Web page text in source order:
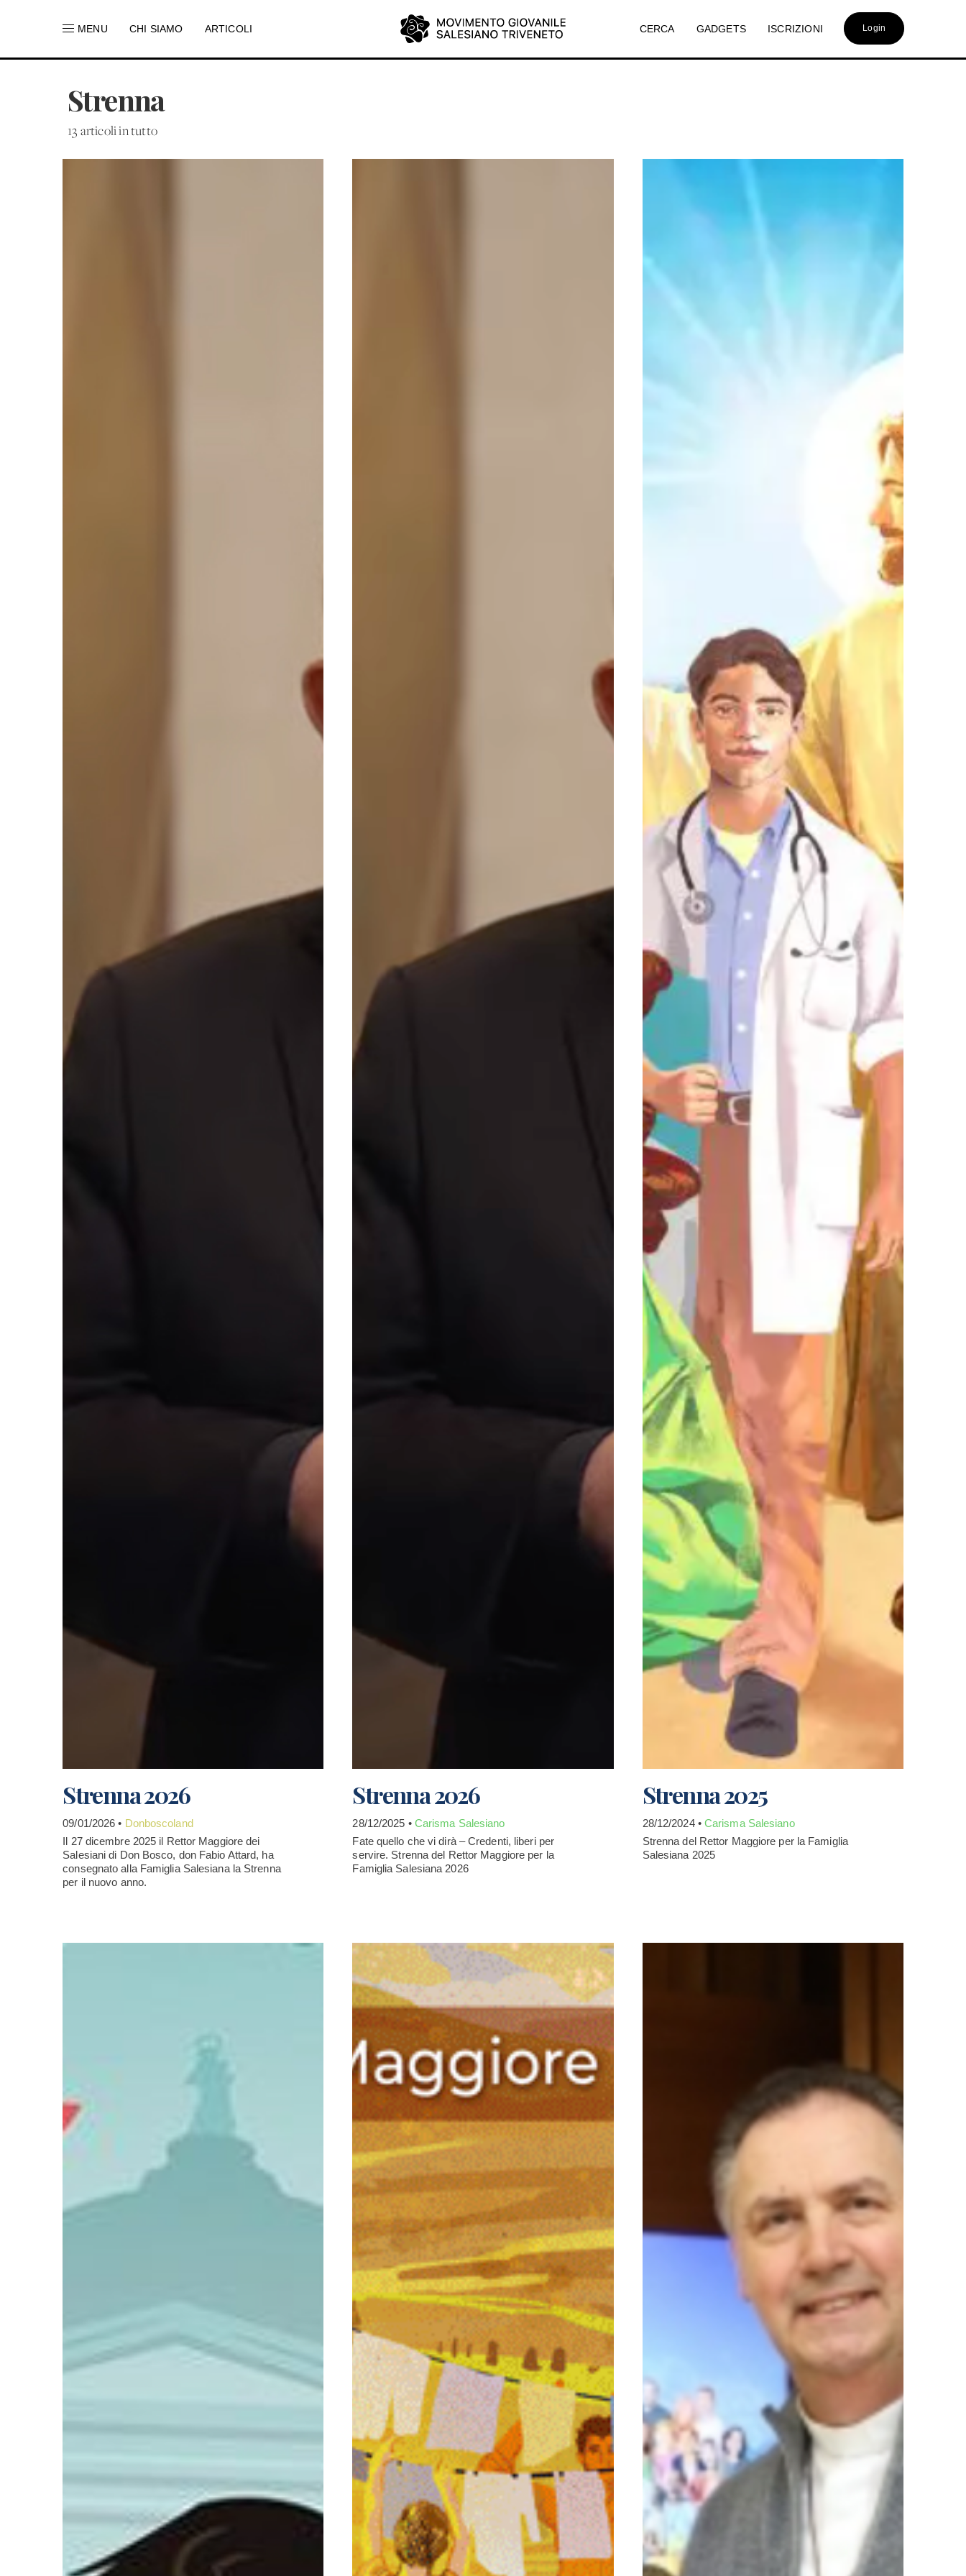
MENU CHI SIAMO ARTICOLI CERCA GADGETS ISCRIZIONI Login
Strenna
13 articoli in tutto
Strenna 2026
09/01/2026 • Donboscoland
Il 27 dicembre 2025 il Rettor Maggiore dei
Salesiani di Don Bosco, don Fabio Attard, ha
consegnato alla Famiglia Salesiana la Strenna
per il nuovo anno.
Strenna 2026
28/12/2025 • Carisma Salesiano
Fate quello che vi dirà – Credenti, liberi per
servire. Strenna del Rettor Maggiore per la
Famiglia Salesiana 2026
Strenna 2025
28/12/2024 • Carisma Salesiano
Strenna del Rettor Maggiore per la Famiglia
Salesiana 2025